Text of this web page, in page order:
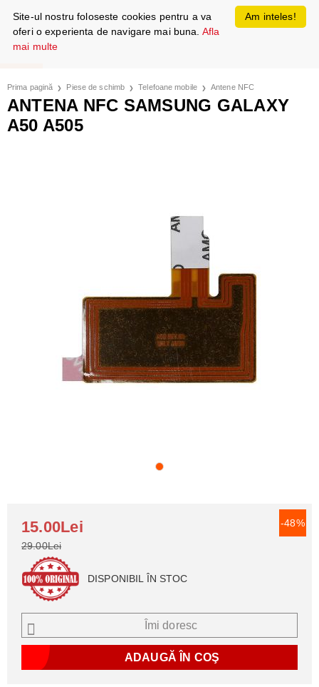
Prima pagină Piese de schimb Telefoane mobile Antene NFC
ANTENA NFC SAMSUNG GALAXY
A50 A505
-48%
15.00Lei
29.00Lei
DISPONIBIL ÎN STOC
Îmi doresc
Am inteles!
Site-ul nostru foloseste cookies pentru a va
oferi o experienta de navigare mai buna. Afla
mai multe